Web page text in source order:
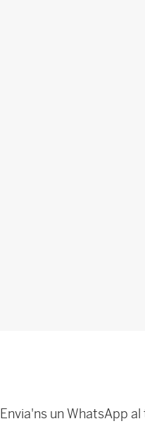
Envia'ns un WhatsApp